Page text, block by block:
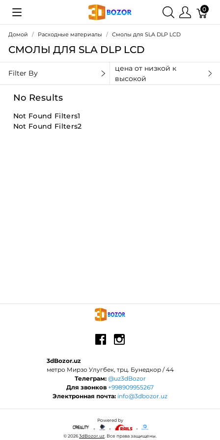
0
Домой Расходные материалы Смолы для SLA DLP LCD
СМОЛЫ ДЛЯ SLA DLP LCD
Filter By
цена от низкой к
высокой
No Results
Not Found Filters1
Not Found Filters2
3dBozor.uz
метро Мирзо Улугбек, трц. Бунедкор / 44
Телеграм: @uz3dBozor
Для звонков +998909955267
Электронная почта: info@3dbozor.uz
Powered by
© 20263dBozor.uz . Все права защищены.